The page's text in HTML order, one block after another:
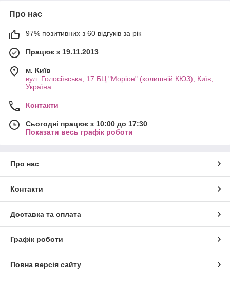
Про нас
97% позитивних з 60 відгуків за рік
Працює з 19.11.2013
м. Київ
вул. Голосіївська, 17 БЦ "Моріон" (колишній КЮЗ), Київ,
Україна
Контакти
Сьогодні працює з 10:00 до 17:30
Показати весь графік роботи
Про нас
Контакти
Доставка та оплата
Графік роботи
Повна версія сайту